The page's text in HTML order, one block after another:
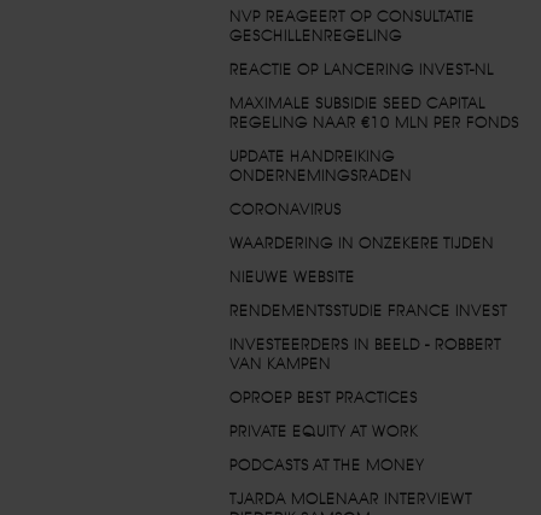
NVP REAGEERT OP CONSULTATIE
GESCHILLENREGELING
REACTIE OP LANCERING INVEST-NL
MAXIMALE SUBSIDIE SEED CAPITAL
REGELING NAAR €10 MLN PER FONDS
UPDATE HANDREIKING
ONDERNEMINGSRADEN
CORONAVIRUS
WAARDERING IN ONZEKERE TIJDEN
NIEUWE WEBSITE
RENDEMENTSSTUDIE FRANCE INVEST
INVESTEERDERS IN BEELD - ROBBERT
VAN KAMPEN
OPROEP BEST PRACTICES
PRIVATE EQUITY AT WORK
PODCASTS AT THE MONEY
TJARDA MOLENAAR INTERVIEWT